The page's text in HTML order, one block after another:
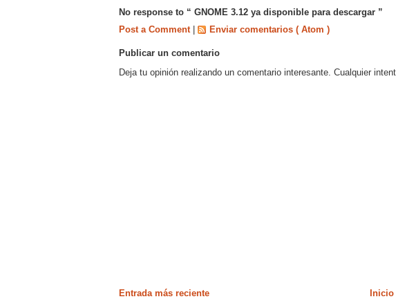
No response to “ GNOME 3.12 ya disponible para descargar ”
Post a Comment
Enviar comentarios ( Atom )
Publicar un comentario
Deja tu opinión realizando un comentario interesante. Cualquier
Entrada más reciente Inicio